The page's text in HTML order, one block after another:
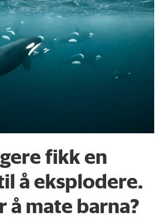
fikk en
å eksplodere.
å mate barna?